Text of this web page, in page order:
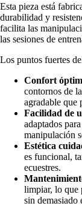
Esta pieza está
durabilidad y
facilita las
las sesiones de
Los puntos fuertes
Confort
contornos de
agradable que
Facilidad de
adaptados
manipulación
Estética
es funcional,
ecuestres.
limpiar, lo que
sin demasiado